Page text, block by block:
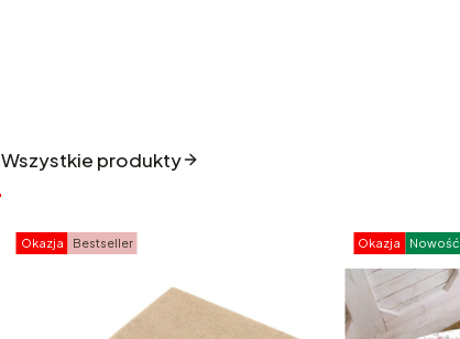
Wszystkie produkty
Okazja Bestseller Okazja Nowość